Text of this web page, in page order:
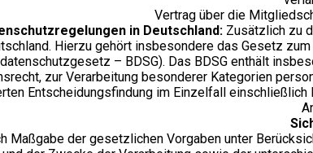
Vertrag über die
in Deutschland: Zusätzlich zu
Hierzu gehört insbesondere das Gesetz
– BDSG). Das BDSG enthält
zur Verarbeitung besonderer Kategorien
Entscheidungsfindung im Einzelfall
Maßgabe der gesetzlichen Vorgaben unter